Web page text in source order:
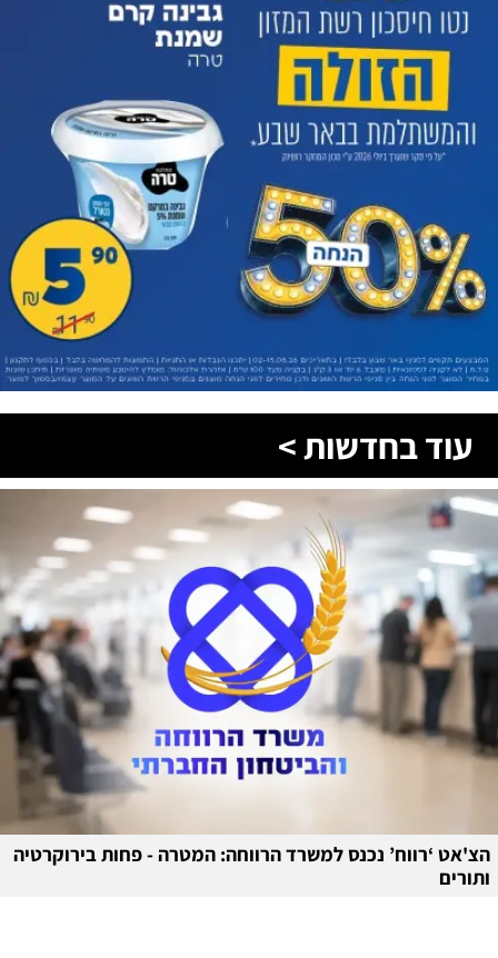
עוד בחדשות >
הצ'אט ‘רווח’ נכנס למשרד הרווחה: המטרה - פחות בירוקרטיה
ותורים